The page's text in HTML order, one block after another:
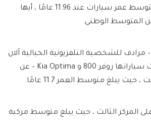
لدى نورويتش أعلى متوسط ​​عمر سيارات عند 11.96 عامًا ، أيها
المتوسط ​​الوطني.
مرادف للشخصية التلفزيونية الخيالية آلان
بارتريدج ، التي تضمنت سياراتها روفر 800 و Kia Optima – عن
يبلغ متوسط ​​العمر 11.7 عامًا.
المركز الثالث ، حيث يبلغ متوسط ​​مركبة